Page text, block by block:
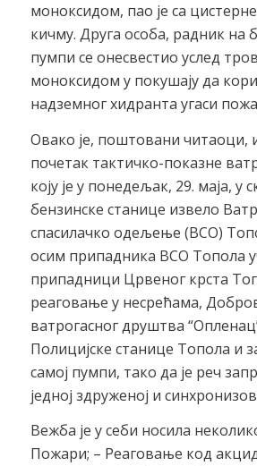
моноксидом, пао је са
кичму. Друга особа, радник на
пумпи се онесвестио услед
моноксидом у покушају да
надземног хидранта угаси
Овако је, поштовани читаоци,
почетак тактичко-показне
коју је у понедељак, 29. маја, у
бензинске станице извело
спасилачко одељење (ВСО)
осим припадника ВСО Топола
припадници Црвеног крста
реаговање у несрећама,
ватрогасног друштва
Полицијске станице Топола и
самој пумпи, тако да је реч
једној здруженој и
Вежба је у себи носила
Пожари; – Реаговање код